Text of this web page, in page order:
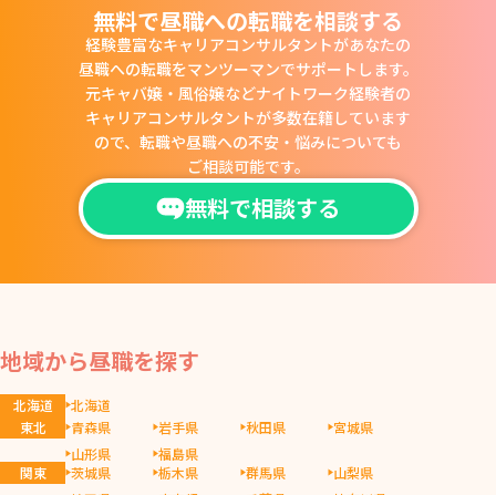
無料で昼職への転職を相談する
経験豊富なキャリアコンサルタントがあなたの
昼職への転職をマンツーマンでサポートします。
元キャバ嬢・風俗嬢などナイトワーク経験者の
キャリアコンサルタントが多数在籍しています
ので、 転職や昼職への不安・悩みについても
ご相談可能です。
無料で相談する
地域から昼職を探す
北海道
北海道
東北
青森県 岩手県 秋田県
宮城県
山形県
福島県
関東
茨城県 栃木県 群馬県
山梨県